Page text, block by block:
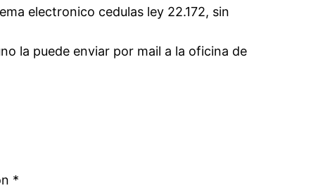
electronico cedulas ley 22.172, sin
la puede enviar por mail a la oficina de
*